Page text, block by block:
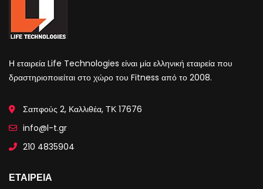
Η εταιρεία Life Technologies είναι μία ελληνική εταιρεία που
δραστηριοποιείται στο χώρο του Fitness από το 2008.
Σαπφούς 2, Καλλιθέα, ΤΚ 17676
info@l-t.gr
210 4835904
ΕΤΑΙΡΕΙΑ